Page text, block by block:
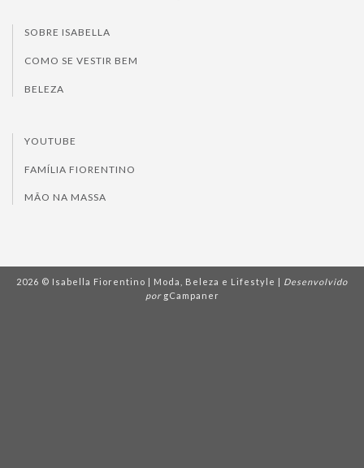
SOBRE ISABELLA
COMO SE VESTIR BEM
BELEZA
YOUTUBE
FAMÍLIA FIORENTINO
MÃO NA MASSA
2026 © Isabella Fiorentino | Moda, Beleza e Lifestyle | Desenvolvido
por gCampaner